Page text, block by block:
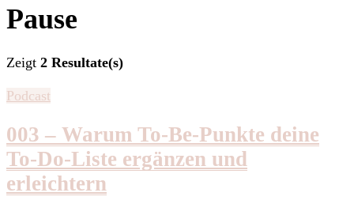
Pause
Zeigt 2 Resultate(s)
Podcast
003 – Warum To-Be-Punkte deine
To-Do-Liste ergänzen und
erleichtern